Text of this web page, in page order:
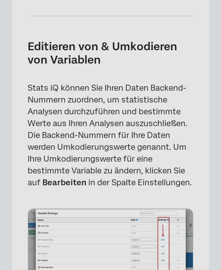
×
Editieren von & Umkodieren
von Variablen
Stats iQ können Sie Ihren Daten Backend-
Nummern zuordnen, um statistische
Analysen durchzuführen und bestimmte
Werte aus Ihren Analysen auszuschließen.
Die Backend-Nummern für Ihre Daten
werden Umkodierungswerte genannt. Um
Ihre Umkodierungswerte für eine
bestimmte Variable zu ändern, klicken Sie
auf Bearbeiten in der Spalte Einstellungen.